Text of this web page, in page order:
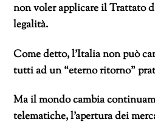
non voler applicare il Trattato
legalità.
Come detto, l’Italia non può
tutti ad un “eterno ritorno”
Ma il mondo cambia
telematiche, l’apertura dei